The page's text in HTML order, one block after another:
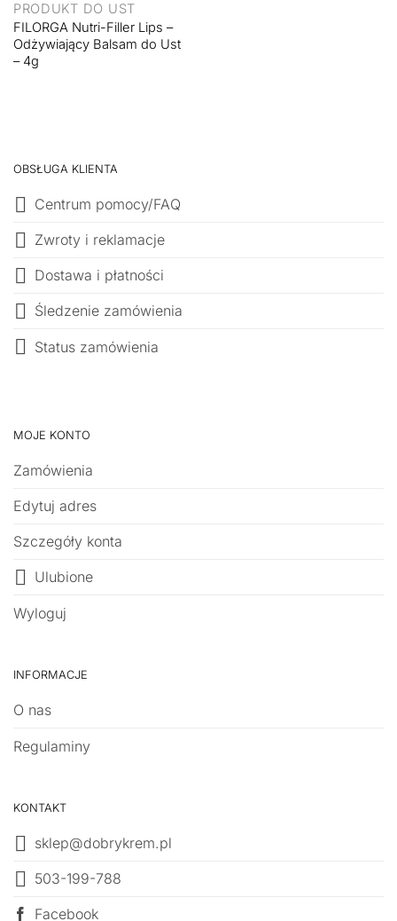
PRODUKT DO UST
FILORGA Nutri-Filler Lips –
Odżywiający Balsam do Ust
– 4g
OBSŁUGA KLIENTA
Centrum pomocy/FAQ
Zwroty i reklamacje
Dostawa i płatności
Śledzenie zamówienia
Status zamówienia
MOJE KONTO
Zamówienia
Edytuj adres
Szczegóły konta
Ulubione
Wyloguj
INFORMACJE
O nas
Regulaminy
KONTAKT
sklep@dobrykrem.pl
503-199-788
Facebook